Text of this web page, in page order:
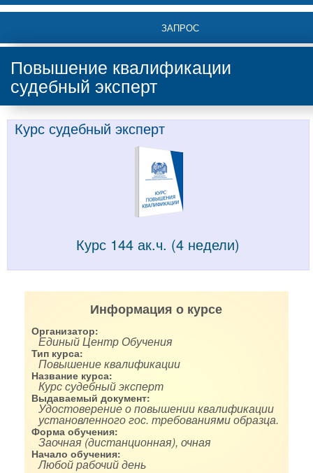
ЗАПРОС
Повышение квалификации
судебный эксперт
Курс судебный эксперт
Курс 144 ак.ч. (4 недели)
Информация о курсе
Организатор:
Единый Центр Обучения
Тип курса:
Повышение квалификации
Название курса:
Курс судебный эксперт
Выдаваемый документ:
Удостоверение о повышении квалификации
установленного гос. требованиями образца.
Форма обучения:
Заочная (дистанционная), очная
Начало обучения:
Любой рабочий день